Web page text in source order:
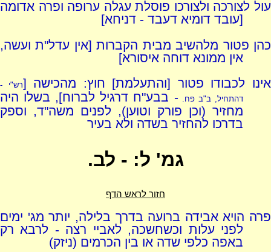
עול לצורכה ולצורכו פוסלת עגלה ערופה ופרה אדומה
[עובד דומיא דעבד - דניחא]
כהן פטור מלהשיב מבית הקברות [אין עדל"ת ועשה,
אין ממונא דוחה איסורא]
אינו לכבודו פטור [והתעלמת] חוץ: מהכישה [רש"י -
דהתחיל, ב"ב פח. - בבע"ח דרגיל לברוח], בשלו היה
מחזיר (וכן פורק וטוען), לפנים משה"ד, וספק
בדרכו להחזיר בשדה ולא בעיר
גמ' ל: - לב.
חזור לראש הדף
פרה הויא אבידה ברועה בדרך בלילה, יותר מג' ימים
לפני עלות וכשחשכה, לאביי רצה - לרבא רק
באפה כלפי שדה או בין הכרמים (ניזק)